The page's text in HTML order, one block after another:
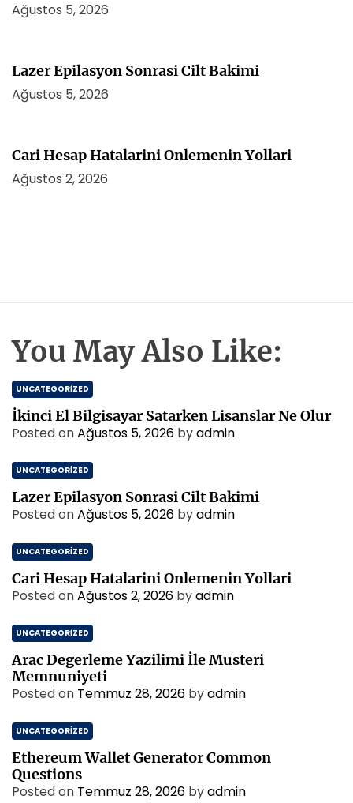
Ağustos 5, 2026
Lazer Epilasyon Sonrasi Cilt Bakimi
Ağustos 5, 2026
Cari Hesap Hatalarini Onlemenin Yollari
Ağustos 2, 2026
You May Also Like:
UNCATEGORIZED
İkinci El Bilgisayar Satarken Lisanslar Ne Olur
Posted onAğustos 5, 2026 byadmin
UNCATEGORIZED
Lazer Epilasyon Sonrasi Cilt Bakimi
Posted onAğustos 5, 2026 byadmin
UNCATEGORIZED
Cari Hesap Hatalarini Onlemenin Yollari
Posted onAğustos 2, 2026 byadmin
UNCATEGORIZED
Arac Degerleme Yazilimi İle Musteri
Memnuniyeti
Posted on Temmuz 28, 2026 byadmin
UNCATEGORIZED
Ethereum Wallet Generator Common
Questions
Posted on Temmuz 28, 2026 byadmin